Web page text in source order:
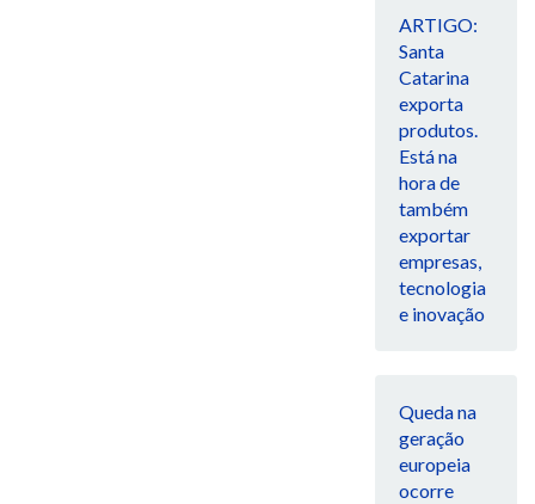
ARTIGO:
Santa
Catarina
exporta
produtos.
Está na
hora de
também
exportar
empresas,
tecnologia
e inovação
Queda na
geração
europeia
ocorre